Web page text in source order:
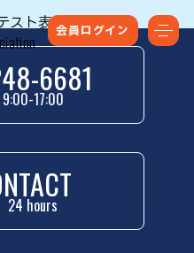
会員ログイン
スト表示です。
6681
9:00-17:00
24 hours